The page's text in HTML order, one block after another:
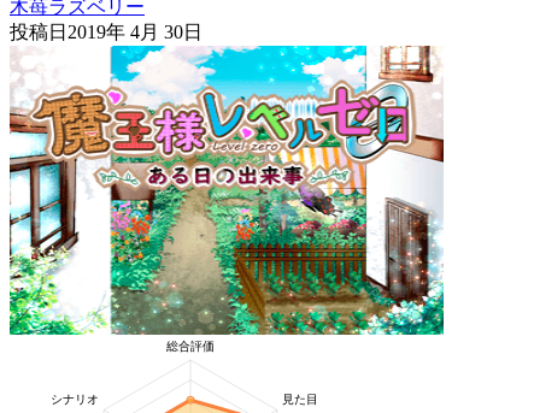
木苺ラズベリー
投稿日 2019年 4月 30日